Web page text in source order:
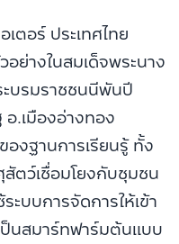
ประเทศไทย
ย่างในสมเด็จพระนาง
บรมราชชนนีพันปี
.เมืองอ่างทอง
งฐานการเรียนรู้ ทั้ง
ตว์เชื่อมโยงกับชุมชน
บบการจัดการให้เข้า
นสมาร์ทฟาร์มต้นแบบ